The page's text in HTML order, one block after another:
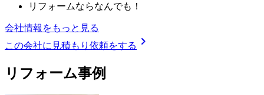
リフォームならなんでも！
会社情報をもっと見る
この会社に見積もり依頼をする chevron_right
リフォーム事例